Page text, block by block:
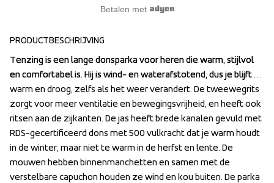
Betalen met
PRODUCTBESCHRIJVING
Tenzing is een lange donsparka voor heren die warm, stijlvol
en comfortabel is. Hij is wind- en waterafstotend, dus je blijft
warm en droog, zelfs als het weer verandert. De tweewegrits
zorgt voor meer ventilatie en bewegingsvrijheid, en heeft ook
ritsen aan de zijkanten. De jas heeft brede kanalen gevuld met
RDS-gecertificeerd dons met 500 vulkracht dat je warm houdt
in de winter, maar niet te warm in de herfst en lente. De
mouwen hebben binnenmanchetten en samen met de
verstelbare capuchon houden ze wind en kou buiten. De parka
Tenzing is een lange donsparka voor heren die warm, stijlvol
en comfortabel is. Hij is wind- en waterafstotend, dus je blijft
warm en droog, zelfs als het weer verandert. De tweewegrits
zorgt voor meer ventilatie en bewegingsvrijheid, en heeft ook
ritsen aan de zijkanten. De jas heeft brede kanalen gevuld met
RDS-gecertificeerd dons met 500 vulkracht dat je warm houdt
in de winter, maar niet te warm in de herfst en lente. De
mouwen hebben binnenmanchetten en samen met de
verstelbare capuchon houden ze wind en kou buiten. De parka